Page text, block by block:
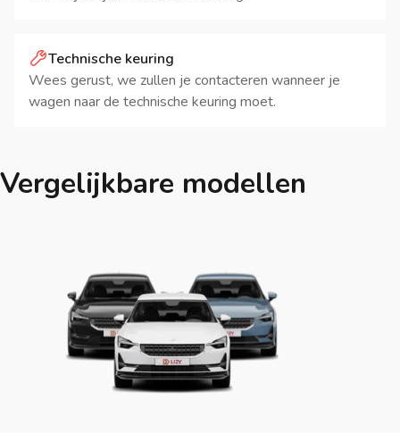
Vergelijkbare modellen
Technische keuring
Wees gerust, we zullen je contacteren wanneer je
wagen naar de technische keuring moet.